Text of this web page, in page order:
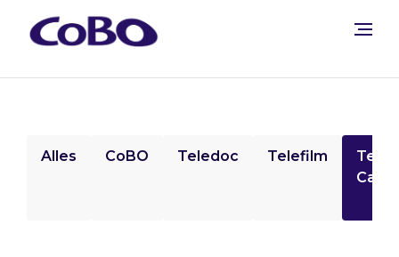
Alles CoBO Teledoc Telefilm